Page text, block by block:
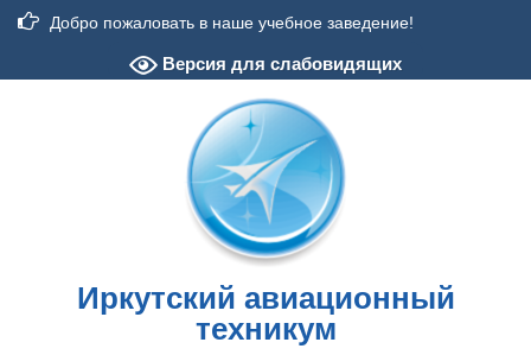
содержимому
Добро пожаловать в наше учебное заведение!
Версия для слабовидящих
Иркутский авиационный
техникум